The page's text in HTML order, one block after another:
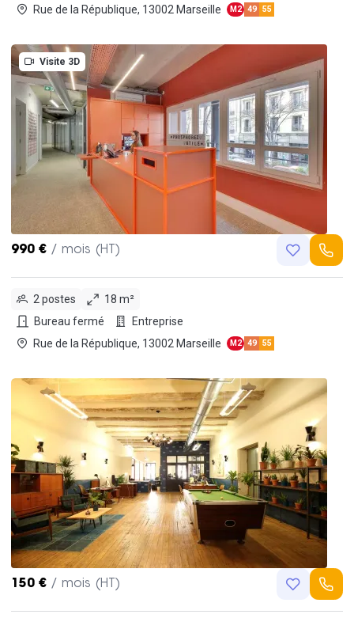
Rue de la République, 13002 Marseille M2 49 55
Visite 3D
990 € / mois (HT)
2 postes
18 m²
Bureau fermé
Entreprise
Rue de la République, 13002 Marseille
M2 49 55
150 € / mois (HT)